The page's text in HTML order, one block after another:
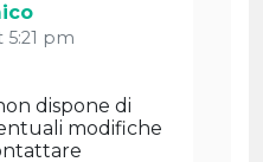
5:21 pm
dispone di
modifiche